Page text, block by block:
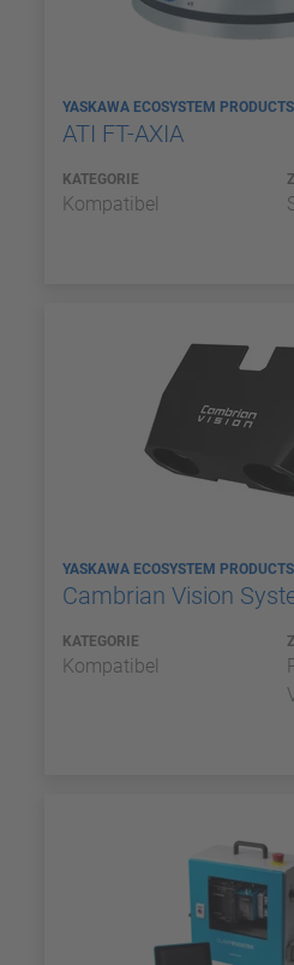
YASKAWA ECOSYSTEM PRODUCTS
ATI FT-AXIA
KATEGORIE
Kompatibel
YASKAWA ECOSYSTEM PRODUCTS
Cambrian Vision
KATEGORIE
Kompatibel